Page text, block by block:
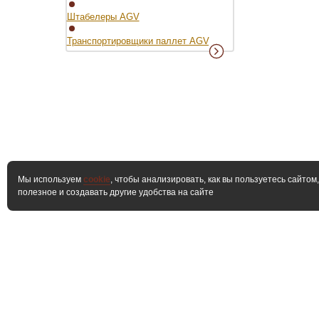
Штабелеры AGV
Транспортировщики паллет AGV
Мы используем cookie, чтобы анализировать, как вы пользуетесь
полезное и создавать другие удобства на сайте